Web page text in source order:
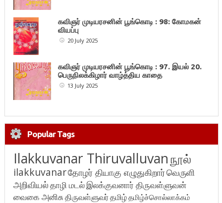
கவிஞர் முடியரசனின் பூங்கொடி : 98: கோமகன்
வியப்பு
20 July 2025
கவிஞர் முடியரசனின் பூங்கொடி : 97. இயல் 20.
பெருநிலக்கிழார் வாழ்த்திய காதை
13 July 2025
Popular Tags
Ilakkuvanar Thiruvalluvanநூல்
ilakkuvanarதோழர் தியாகு எழுதுகிறார்வெருளி
அறிவியல்தாழி மடல்இலக்குவனார் திருவள்ளுவன்
வைகை அனிசுதிருவள்ளுவர்தமிழ்தமிழ்ச்சொல்லாக்கம்